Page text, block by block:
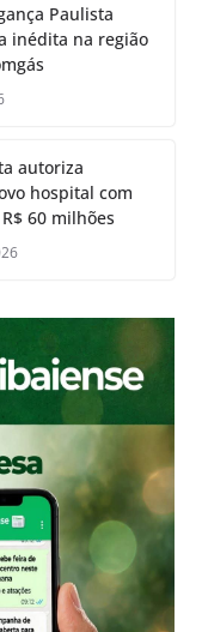
Paulista
inédita na região
autoriza
hospital com
60 milhões